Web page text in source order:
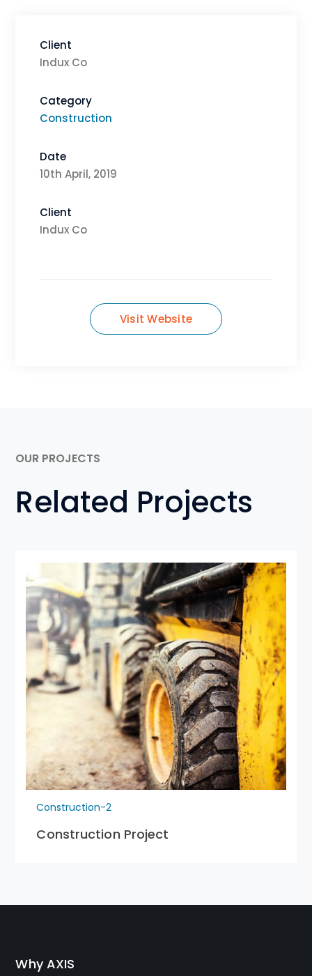
Client
Indux Co
Category
Construction
Date
10th April, 2019
Client
Indux Co
Visit Website
OUR PROJECTS
Related Projects
Construction-2
Construction Project
Why AXIS